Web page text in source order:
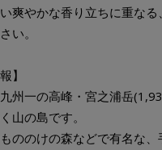
爽やかな香り立ちに重な
い。
】
州一の高峰・宮之浦岳
山の島です。
ののけの森などで有名な